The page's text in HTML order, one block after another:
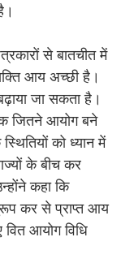
से बातचीत में
आय अच्छी है।
जा सकता है।
जितने आयोग बने
स्थितियों को ध्यान में
के बीच कर
कहा कि
कर से प्राप्त आय
आयोग विधि